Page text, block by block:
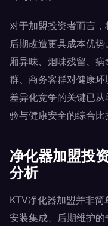
对于加盟投资者而言
后期改造更具成本优
厢异味、烟味残留、
群、商务客群对健康环
差异化竞争的关键已
验与健康安全的综合比
净化器加盟投
分析
KTV净化器加盟并非简
安装集成、后期维护的